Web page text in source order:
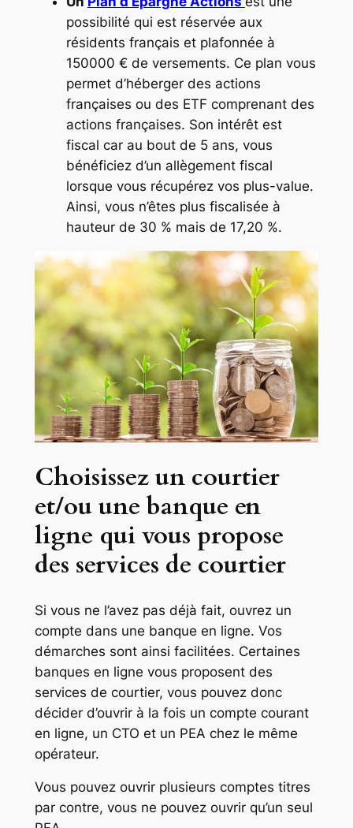
possibilité qui est réservée aux
résidents français et plafonnée à
150000 € de versements. Ce plan vous
permet d’héberger des actions
françaises ou des ETF comprenant des
actions françaises. Son intérêt est
fiscal car au bout de 5 ans, vous
bénéficiez d’un allègement fiscal
lorsque vous récupérez vos plus-value.
Ainsi, vous n’êtes plus fiscalisée à
hauteur de 30 % mais de 17,20 %.
Choisissez un courtier
et/ou une banque en
ligne qui vous propose
des services de courtier
Si vous ne l’avez pas déjà fait, ouvrez un
compte dans une banque en ligne. Vos
démarches sont ainsi facilitées. Certaines
banques en ligne vous proposent des
services de courtier, vous pouvez donc
décider d’ouvrir à la fois un compte courant
en ligne, un CTO et un PEA chez le même
opérateur.
Vous pouvez ouvrir plusieurs comptes titres
par contre, vous ne pouvez ouvrir qu’un seul